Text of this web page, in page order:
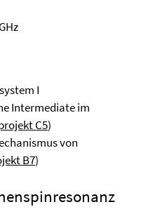
I
Intermediate im
C5)
von
B7)